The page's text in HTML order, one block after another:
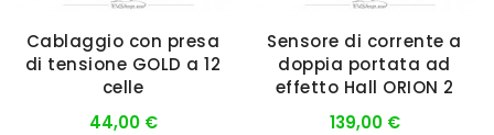
Cablaggio con presa
di tensione GOLD a 12
celle
44,00 €
Sensore di corrente a
doppia portata ad
effetto Hall ORION 2
139,00 €